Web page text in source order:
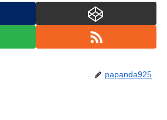
papanda925